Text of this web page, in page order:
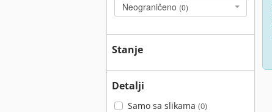
Neograničeno (0)
Stanje
Detalji
Samo sa slikama (0)